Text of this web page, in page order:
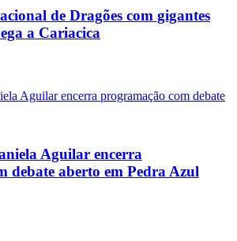
de Dragões com gigantes
a Cariacica
Aguilar encerra
debate aberto em Pedra Azul